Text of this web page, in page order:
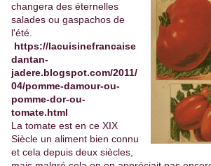
changera des éternelles
salades ou gaspachos de
l'été.
https://lacuisinefrancaise
dantan-
jadere.blogspot.com/2011/
04/pomme-damour-ou-
pomme-dor-ou-
tomate.html
La tomate est en ce XIX
Siècle un aliment bien connu
et cela depuis deux siècles,